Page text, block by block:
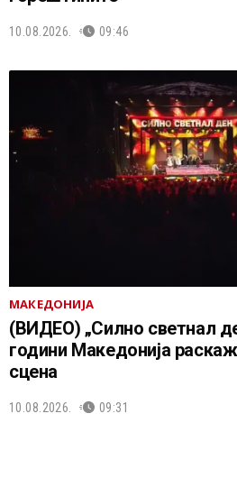
10.08.2026. 09:46
МАКЕДОНИЈА
(ВИДЕО) „Силно светнал
години Македонија
сцена
10.08.2026. 09:31